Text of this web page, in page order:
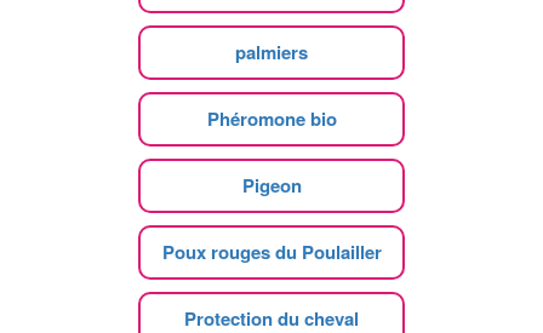
palmiers
Phéromone bio
Pigeon
Poux rouges du Poulailler
Protection du cheval